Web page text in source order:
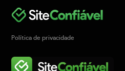
Política de privacidade